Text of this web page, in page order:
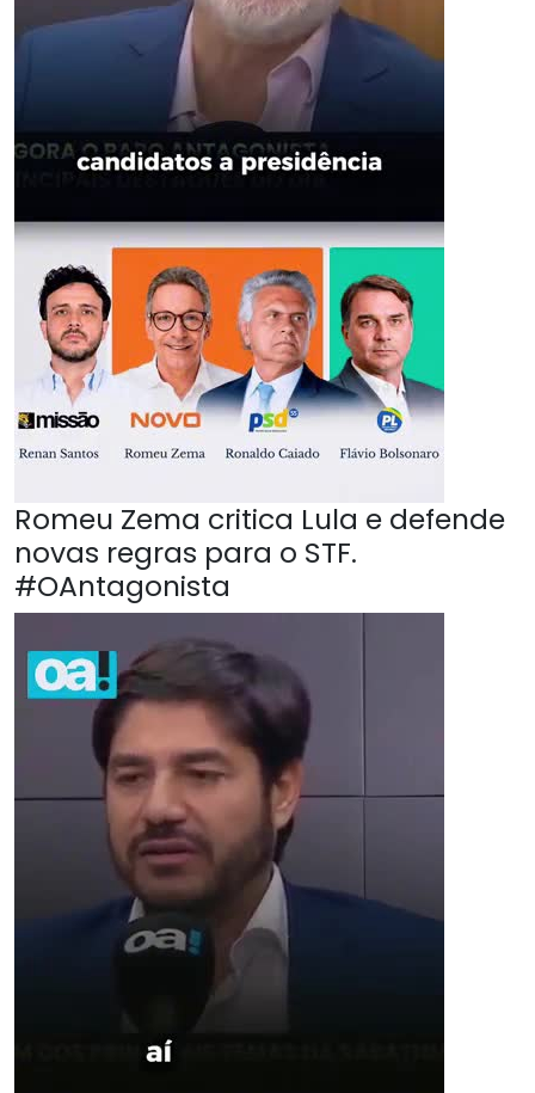
Romeu Zema critica Lula e defende
novas regras para o STF.
#OAntagonista